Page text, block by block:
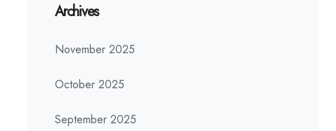
Archives
November 2025
October 2025
September 2025